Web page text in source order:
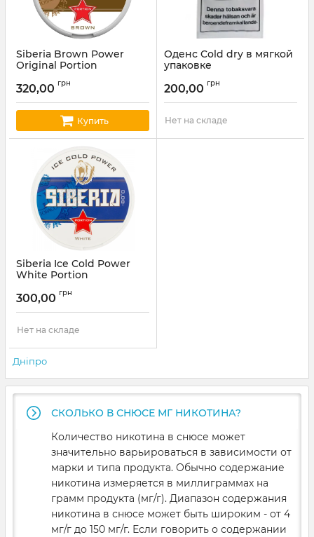
Siberia Brown Power
Original Portion
320,00 грн
Купить
Оденс Cold dry в мягкой
упаковке
200,00 грн
Нет на складе
Siberia Ice Cold Power
White Portion
300,00 грн
Нет на складе
Дніпро
СКОЛЬКО В СНЮСЕ МГ НИКОТИНА?
Количество никотина в снюсе может
значительно варьироваться в зависимости от
марки и типа продукта. Обычно содержание
никотина измеряется в миллиграммах на
грамм продукта (мг/г). Диапазон содержания
никотина в снюсе может быть широким - от 4
мг/г до 150 мг/г. Если говорить о содержании